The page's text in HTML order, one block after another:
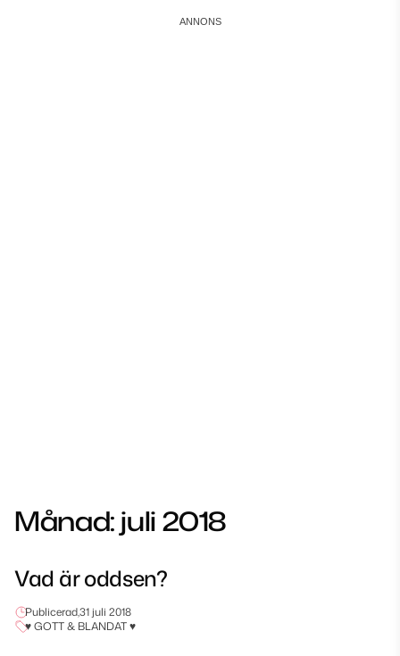
Månad:juli 2018
Vad är oddsen?
Publicerad,31 juli 2018
♥ GOTT & BLANDAT ♥